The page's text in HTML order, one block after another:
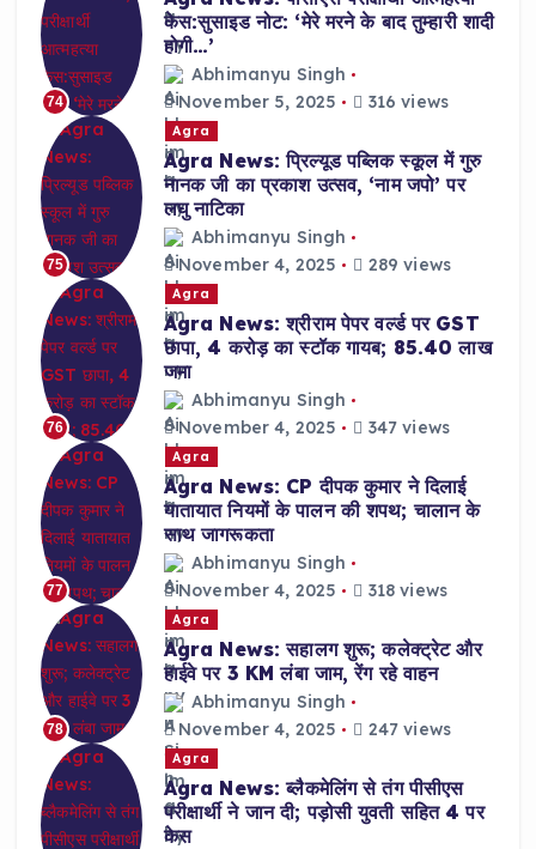
74
केस:सुसाइड नोट: ‘मेरे मरने के बाद तुम्हारी शादी
होगी…’
Abhimanyu Singh
November 5, 2025
316 views
75
Agra
Agra News: प्रिल्यूड पब्लिक स्कूल में गुरु
नानक जी का प्रकाश उत्सव, ‘नाम जपो’ पर
लघु नाटिका
Abhimanyu Singh
November 4, 2025
289 views
76
Agra
Agra News: श्रीराम पेपर वर्ल्ड पर GST
छापा, 4 करोड़ का स्टॉक गायब; 85.40 लाख
जमा
Abhimanyu Singh
November 4, 2025
347 views
77
Agra
Agra News: CP दीपक कुमार ने दिलाई
यातायात नियमों के पालन की शपथ; चालान के
साथ जागरूकता
Abhimanyu Singh
November 4, 2025
318 views
78
Agra
Agra News: सहालग शुरू; कलेक्ट्रेट और
हाईवे पर 3 KM लंबा जाम, रेंग रहे वाहन
Abhimanyu Singh
November 4, 2025
247 views
Agra
Agra News: ब्लैकमेलिंग से तंग पीसीएस
परीक्षार्थी ने जान दी; पड़ोसी युवती सहित 4 पर
केस